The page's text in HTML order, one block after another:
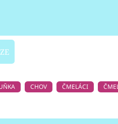
CHOV ČMELÁCI